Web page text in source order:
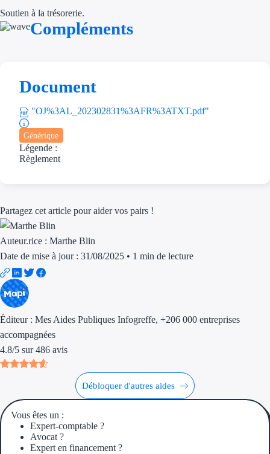
Aides Région
Aides Région
Aides Région
Soutien à la trésorerie.
Compléments
Document
"OJ%3AL_202302831%3AFR%3ATXT.pdf"
Générique
Légende :
Règlement
Partagez cet article pour aider vos pairs !
Auteur.rice : Marthe Blin
Date de mise à jour : 31/08/2025 • 1 min de lecture
Éditeur : Mes Aides Publiques Infogreffe, +206 000 entreprises
accompagnées
4.8/5 sur 486 avis
Débloquer d'autres aides
Vous êtes un :
Expert-comptable ?
Avocat ?
Expert en financement ?